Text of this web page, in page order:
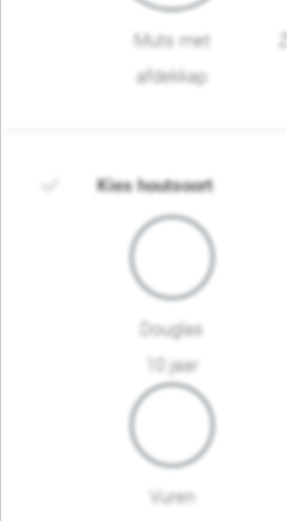
Muts met
afdekkap
Kies houtsoort
Douglas
10 jaar
Vuren